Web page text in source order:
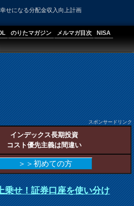
せになる分配金収入向上計画
のりたマガジン メルマガ目次
NISA
スポンサードリンク
インデックス長期投資
コスト優先主義は間違い
＞＞初めての方
乗せ！証券口座を使い分け